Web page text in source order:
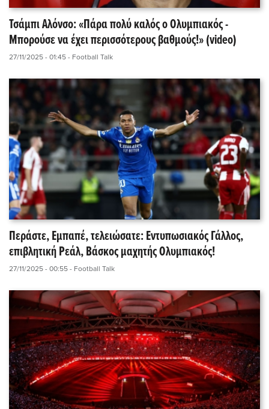
Τσάμπι Αλόνσο: «Πάρα πολύ καλός ο Ολυμπιακός -
Μπορούσε να έχει περισσότερους βαθμούς!» (video)
27/11/2025 - 01:45 - Football Talk
Περάστε, Εμπαπέ, τελειώσατε: Εντυπωσιακός Γάλλος,
επιβλητική Ρεάλ, Βάσκος μαχητής Ολυμπιακός!
27/11/2025 - 00:55 - Football Talk